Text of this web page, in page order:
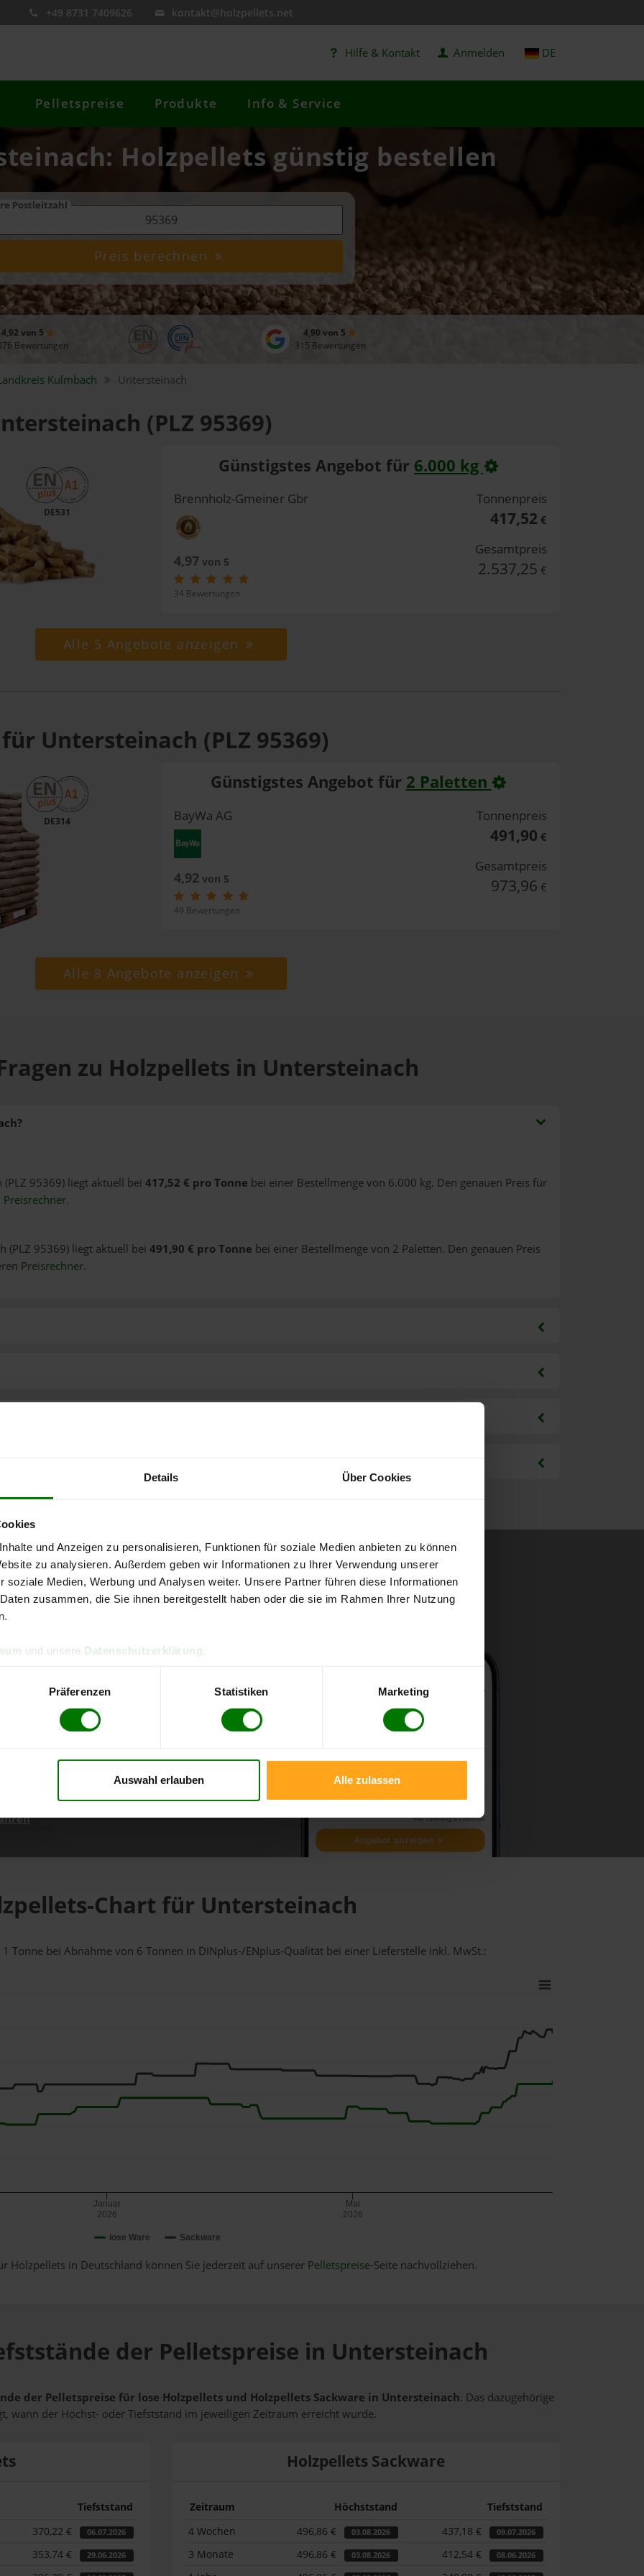
Details Über Cookies
und Anzeigen zu personalisieren, Funktionen für soziale Medien anbieten zu können
zu analysieren. Außerdem geben wir Informationen zu Ihrer Verwendung unserer
soziale Medien, Werbung und Analysen weiter. Unsere Partner führen diese Informationen
zusammen, die Sie ihnen bereitgestellt haben oder die sie im Rahmen Ihrer Nutzung
und unsere Datenschutzerklärung
Präferenzen Statistiken Marketing
Auswahl erlauben Alle zulassen
+49 8731 7409626 kontakt@holzpellets.net
Hilfe & Kontakt Anmelden DE
Pelletspreise Produkte Info & Service
Holzpellets günstig bestellen
Postleitzahl
Preis berechnen
4,92 von 5
Bewertungen
4,90 von 5
315 Bewertungen
Kulmbach Untersteinach
(PLZ 95369)
DE531
Günstigstes Angebot für 6.000 kg
Brennholz-Gmeiner Gbr
4,97von 5
34 Bewertungen
Tonnenpreis
417,52 €
Gesamtpreis
2.537,25 €
Alle 5 Angebote anzeigen
Untersteinach (PLZ 95369)
DE314
Günstigstes Angebot für 2 Paletten
BayWa AG
4,92von 5
49 Bewertungen
Tonnenpreis
491,90 €
Gesamtpreis
973,96 €
Alle 8 Angebote anzeigen
zu Holzpellets in Untersteinach
95369) liegt aktuell bei 417,52 € pro Tonne bei einer Bestellmenge von 6.000 kg. Den genauen Preis für
Preisrechner.
(PLZ 95369) liegt aktuell bei 491,90 € pro Tonne bei einer Bestellmenge von 2 Paletten. Den genauen Preis
Preisrechner.
kostenlose
direkt online bestellen
aktuellen Stand
Chart für Untersteinach
Tonne bei Abnahmevon 6 Tonnen in DINplus-/ENplus-Qualität bei einer Lieferstelle inkl. MwSt.:
lose Ware Sackware
Januar
2026
Mai
2026
Holzpellets in Deutschland können Sie jederzeit auf unserer Pelletspreise-Seite nachvollziehen.
der Pelletspreise in Untersteinach
der Pelletspreise für lose Holzpellets und Holzpellets Sackware in Untersteinach. Das dazugehörige
wann der Höchst- oder Tiefststand im jeweiligen Zeitraum erreicht wurde.
Tiefststand
370,22 € 06.07.2026
353,74 € 29.06.2026
Holzpellets Sackware
Zeitraum Höchststand
Tiefststand
4 Wochen
496,86 € 03.08.2026 437,18 € 09.07.2026
3 Monate 496,86 € 03.08.2026 412,54 € 08.06.2026